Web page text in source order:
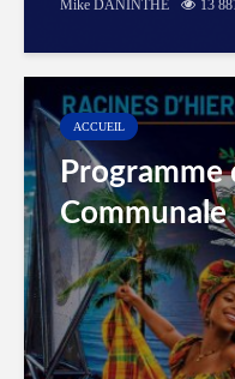
Mike DANINTHE 13
ACCUEIL
Programme
Communale